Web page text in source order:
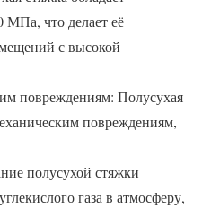
МПа, что делает её
с высокой
повреждениям: Полусухая
повреждениям,
полусухой стяжки
газа в атмосферу,